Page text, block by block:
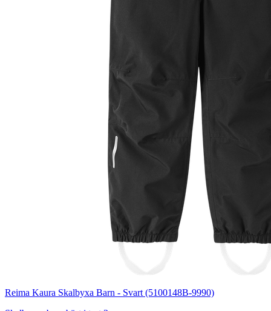
Reima Kaura Skalbyxa Barn - Svart (5100148B-9990)